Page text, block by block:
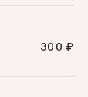
300 ₽